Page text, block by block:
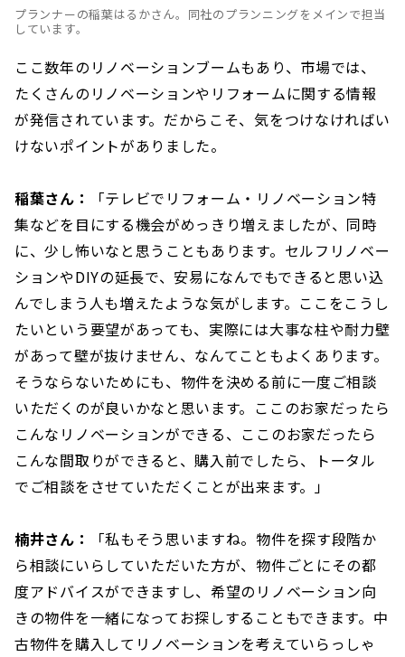
プランナーの稲葉はるかさん。同社のプランニングをメインで担当
しています。
ここ数年のリノベーションブームもあり、市場では、
たくさんのリノベーションやリフォームに関する情報
が発信されています。だからこそ、気をつけなければい
けないポイントがありました。
稲葉さん：
「テレビでリフォーム・リノベーション特
集などを目にする機会がめっきり増えましたが、同時
に、少し怖いなと思うこともあります。セルフリノベー
ションやDIYの延長で、安易になんでもできると思い込
んでしまう人も増えたような気がします。ここをこうし
たいという要望があっても、実際には大事な柱や耐力壁
があって壁が抜けません、なんてこともよくあります。
そうならないためにも、物件を決める前に一度ご相談
いただくのが良いかなと思います。ここのお家だったら
こんなリノベーションができる、ここのお家だったら
こんな間取りができると、購入前でしたら、トータル
でご相談をさせていただくことが出来ます。」
楠井さん：
「私もそう思いますね。物件を探す段階か
ら相談にいらしていただいた方が、物件ごとにその都
度アドバイスができますし、希望のリノベーション向
きの物件を一緒になってお探しすることもできます。中
古物件を購入してリノベーションを考えていらっしゃ